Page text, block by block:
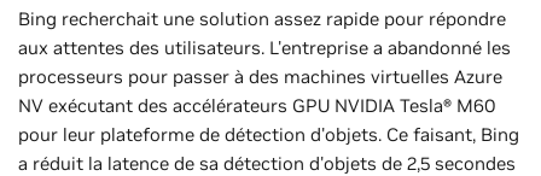
Bing recherchait une solution assez rapide pour répondre
aux attentes des utilisateurs. L'entreprise a abandonné les
processeurs pour passer à des machines virtuelles Azure
NV exécutant des accélérateurs GPU NVIDIA Tesla® M60
pour leur plateforme de détection d'objets. Ce faisant, Bing
a réduit la latence de sa détection d'objets de 2,5 secondes